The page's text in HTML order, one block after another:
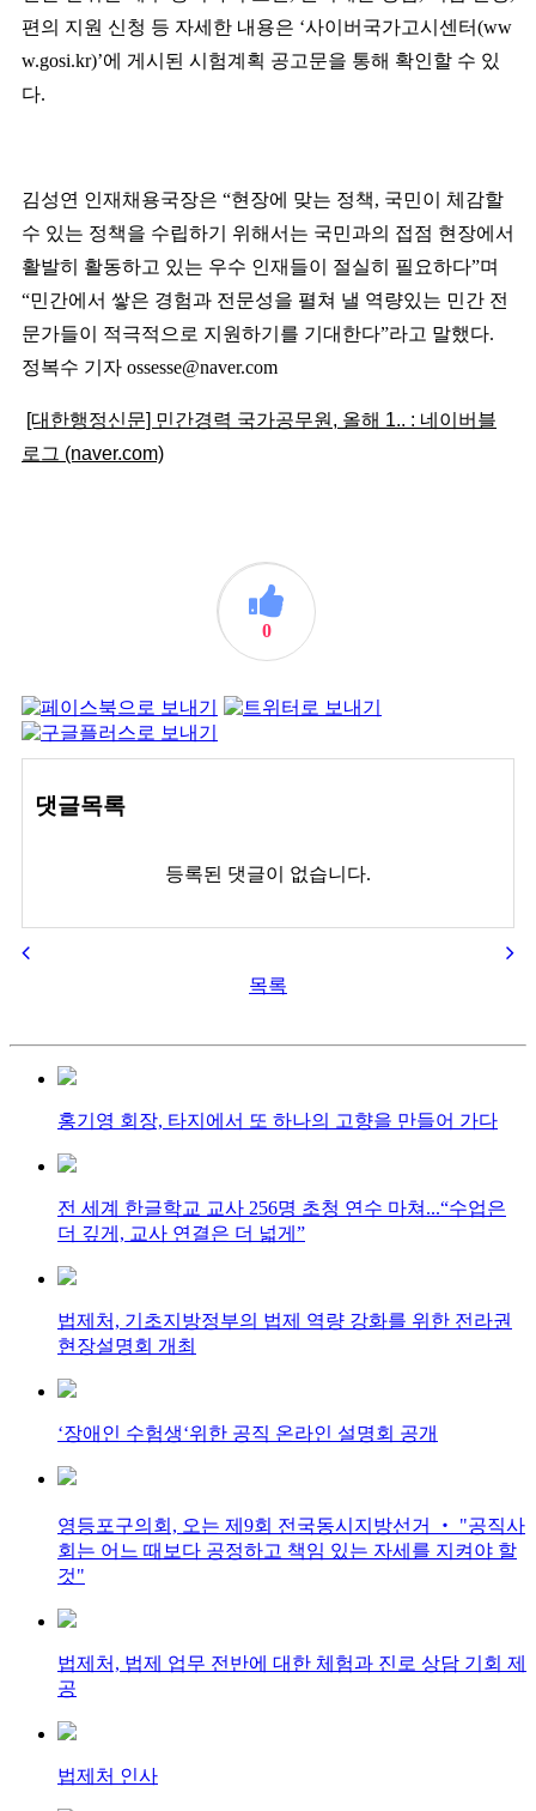
편의 지원 신청 등 자세한 내용은 ‘사이버국가고시센터(ww
w.gosi.kr)’에 게시된 시험계획 공고문을 통해 확인할 수 있
다.
김성연 인재채용국장은 “현장에 맞는 정책, 국민이 체감할
수 있는 정책을 수립하기 위해서는 국민과의 접점 현장에서
활발히 활동하고 있는 우수 인재들이 절실히 필요하다”며
“민간에서 쌓은 경험과 전문성을 펼쳐 낼 역량있는 민간 전
문가들이 적극적으로 지원하기를 기대한다”라고 말했다.
정복수 기자 ossesse@naver.com
[대한행정신문] 민간경력 국가공무원, 올해 1.. : 네이버블
로그 (naver.com)
0
댓글목록
등록된 댓글이 없습니다.
목록
홍기영 회장, 타지에서 또 하나의 고향을 만들어 가다
전 세계 한글학교 교사 256명 초청 연수 마쳐...“수업은
더 깊게, 교사 연결은 더 넓게”
법제처, 기초지방정부의 법제 역량 강화를 위한 전라권
현장설명회 개최
‘장애인 수험생‘위한 공직 온라인 설명회 공개
영등포구의회, 오는 제9회 전국동시지방선거 ‧ "공직사
회는 어느 때보다 공정하고 책임 있는 자세를 지켜야 할
것"
법제처, 법제 업무 전반에 대한 체험과 진로 상담 기회 제
공
법제처 인사